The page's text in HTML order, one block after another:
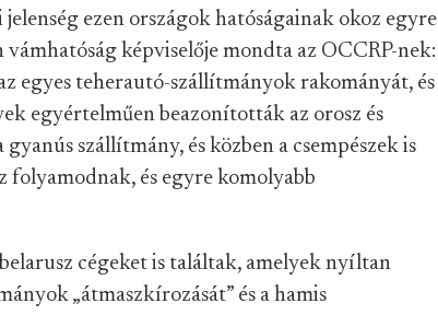
ezen országok hatóságainak okoz egyre
képviselője mondta az OCCRP-nek:
egyes teherautó-szállítmányok rakományát, és
egyértelműen beazonították az orosz és
szállítmány, és közben a csempészek is
és egyre komolyabb
cégeket is találtak, amelyek nyíltan
„átmaszkírozását” és a hamis